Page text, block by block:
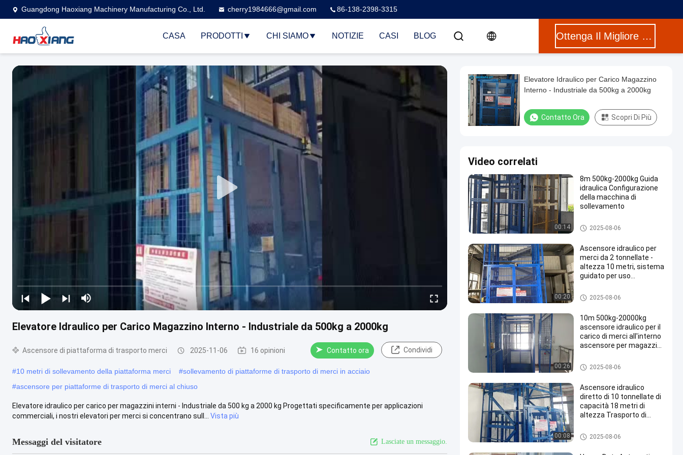
Guangdong Haoxiang Machinery Manufacturing Co., Ltd. cherry1984666@gmail.com 86-138-2398-3315
CASA PRODOTTI CHI SIAMO NOTIZIE CASI BLOG Ottenga Il Migliore Prezzo
Elevatore Idraulico per Carico Magazzino Interno - Industriale da 500kg a 2000kg
Ascensore di piattaforma di trasporto merci 2025-11-06 16 opinioni Contatto ora Condividi
#10 metri di sollevamento della piattaforma merci #sollevamento di piattaforme di trasporto di merci in acciaio
#ascensore per piattaforme di trasporto di merci al chiuso
Elevatore idraulico per carico per magazzini interni - Industriale da 500 kg a 2000 kg Progettati specificamente per applicazioni
commerciali, i nostri elevatori per merci si concentrano sull...
Vista più
Messaggi del visitatore Lasciate un messaggio.
Elevatore Idraulico per Carico Magazzino
Interno - Industriale da 500kg a 2000kg
Contatto Ora Scopri Di Più
Video correlati
00:14
8m 500kg-2000kg Guida
idraulica Configurazione
della macchina di
sollevamento
Elevatore di trasporto idraulico
2025-08-06
00:20
Ascensore idraulico per
merci da 2 tonnellate -
altezza 10 metri, sistema
guidato per uso
costruzione
Elevatore di trasporto idraulico
2025-08-06
00:26
10m 500kg-20000kg
ascensore idraulico per il
carico di merci all'interno
ascensore per magazzini
merci
Ascensore di piattaforma di tr
asporto merci
2025-08-06
00:08
Ascensore idraulico
diretto di 10 tonnellate di
capacità 18 metri di
altezza Trasporto di
Ascensore di piattaforma di tr
asporto merci
2025-08-06